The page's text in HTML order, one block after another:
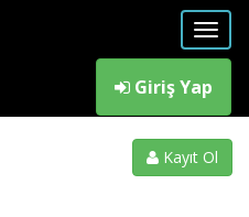
Giriş Yap
Kayıt Ol